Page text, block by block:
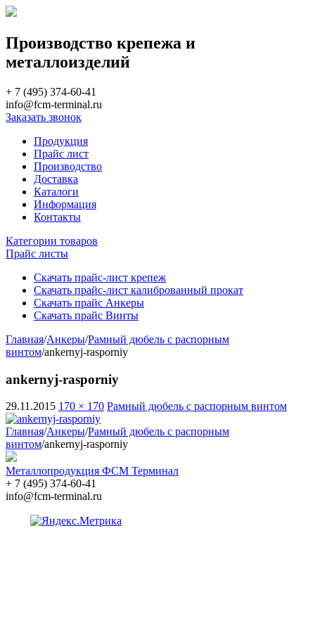
Производство крепежа и
металлоизделий
+ 7 (495) 374-60-41
info@fcm-terminal.ru
Заказать звонок
Продукция
Прайс лист
Производство
Доставка
Каталоги
Информация
Контакты
Категории товаров
Прайс листы
Скачать прайс-лист крепеж
Скачать прайс-лист калиброванный прокат
Скачать прайс Анкеры
Скачать прайс Винты
Главная/Анкеры/Рамный дюбель с распорным
винтом/ankernyj-rasporniy
ankernyj-rasporniy
29.11.2015 170 × 170 Рамный дюбель с распорным винтом
Главная/Анкеры/Рамный дюбель с распорным
винтом/ankernyj-rasporniy
Металлопродукция ФСМ Терминал
+ 7 (495) 374-60-41
info@fcm-terminal.ru